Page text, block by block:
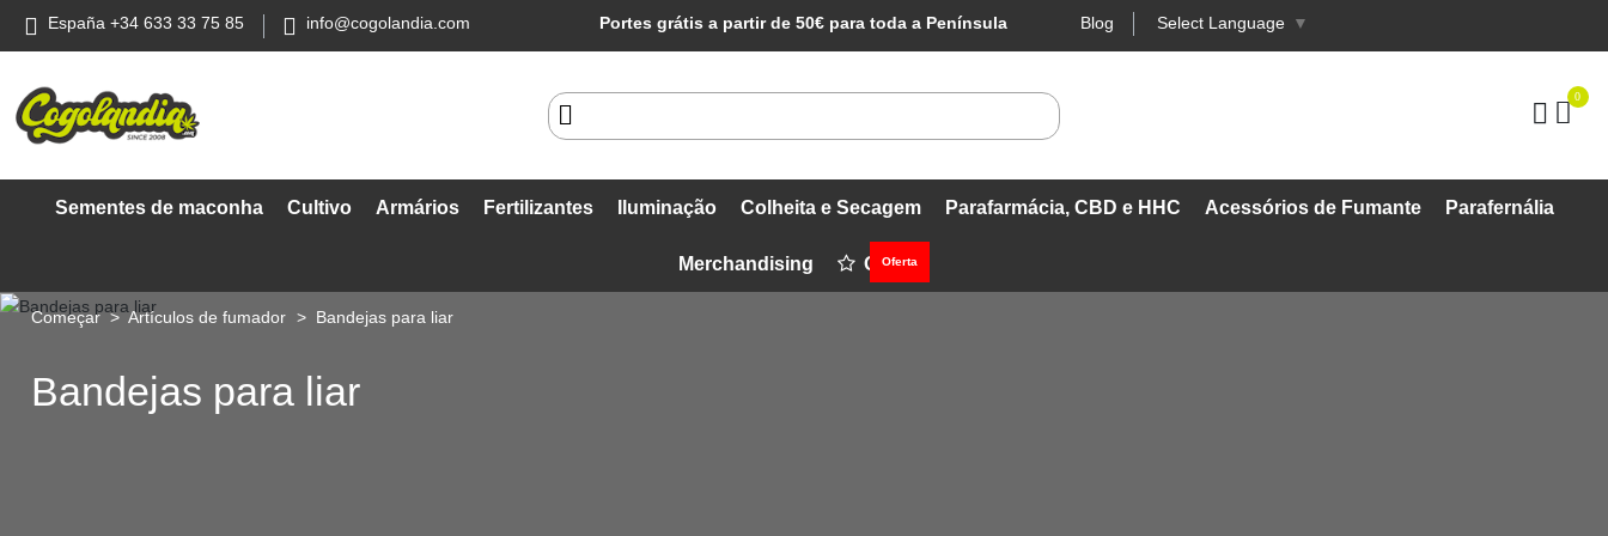
España +34 633 33 75 85 info@cogolandia.com Portes grátis a partir de 50€ para toda a Península Blog Select Language ▼
0
Sementes de maconha Cultivo Armários Fertilizantes Iluminação Colheita e Secagem Parafarmácia, CBD e HHC Acessórios de Fumante Parafernália
Merchandising Ofertas
Oferta
Começar Artículos de fumador Bandejas para liar
Bandejas para liar